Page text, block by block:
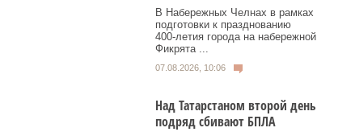
В Набережных Челнах в рамках
подготовки к празднованию
400‑летия города на набережной
Фикрята ...
07.08.2026, 10:06
Над Татарстаном второй день
подряд сбивают БПЛА